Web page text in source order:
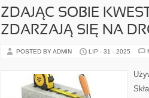
ZDAJĄC SOBIE
ZDARZAJĄ SIĘ NA
POSTED BY ADMIN LIP - 31 - 2025